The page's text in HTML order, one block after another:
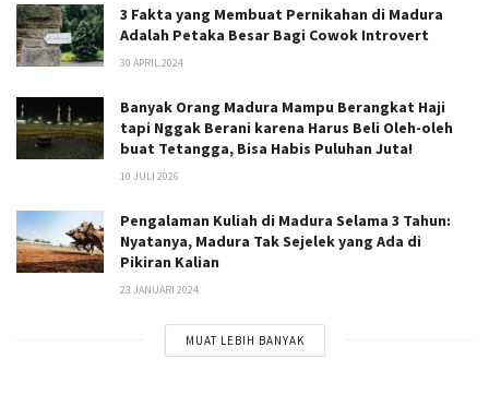
3 Fakta yang Membuat Pernikahan di Madura
Adalah Petaka Besar Bagi Cowok Introvert
30 APRIL 2024
Banyak Orang Madura Mampu Berangkat Haji
tapi Nggak Berani karena Harus Beli Oleh-oleh
buat Tetangga, Bisa Habis Puluhan Juta!
10 JULI 2026
Pengalaman Kuliah di Madura Selama 3 Tahun:
Nyatanya, Madura Tak Sejelek yang Ada di
Pikiran Kalian
23 JANUARI 2024
MUAT LEBIH BANYAK